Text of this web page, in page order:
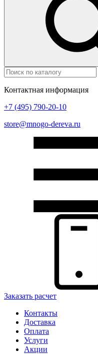
Контактная информация
+7 (495) 790-20-10
store@mnogo-dereva.ru
Заказать расчет
Контакты
Доставка
Оплата
Услуги
Акции